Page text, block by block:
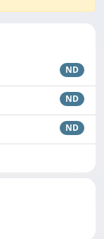
ND
ND
ND